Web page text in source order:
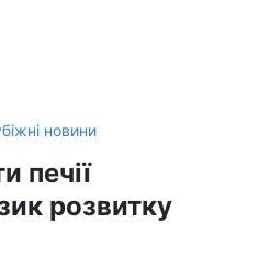
новини
печії
розвитку